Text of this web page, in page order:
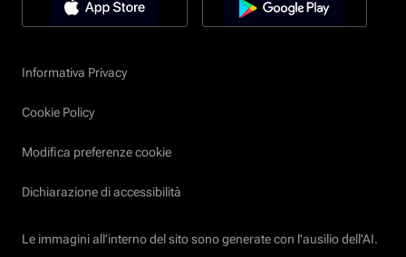
Informativa Privacy
Cookie Policy
Modifica preferenze cookie
Dichiarazione di accessibilità
Le immagini all’interno del sito sono generate con l'ausilio dell'AI.